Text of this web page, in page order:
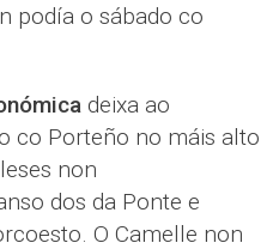
podía o sábado co
deixa ao
co Porteño no máis alto
non
dos da Ponte e
O Camelle non